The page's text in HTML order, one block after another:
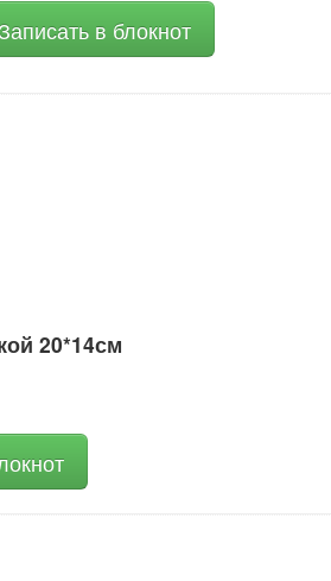
Записать в блокнот
20*14см